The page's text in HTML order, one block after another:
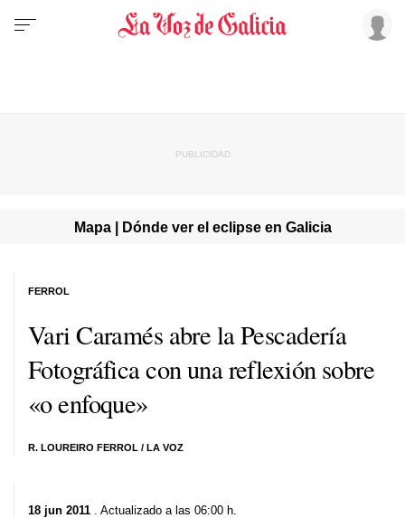
Mapa | Dónde ver el eclipse en Galicia
Vari Caramés abre la Pescadería
Fotográfica con una reflexión sobre
«o enfoque»
R. LOUREIRO FERROL / LA VOZ
FERROL
18 jun 2011 . Actualizado a las 06:00 h.